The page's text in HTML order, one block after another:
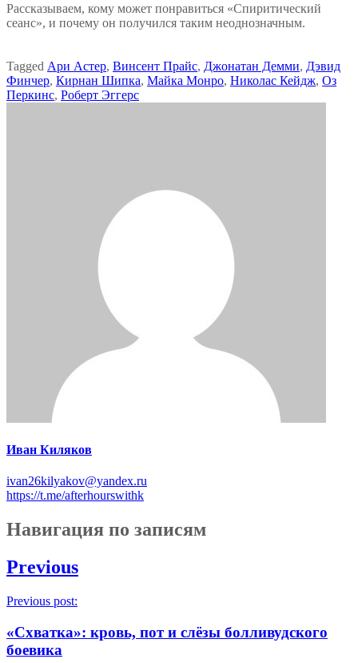
Рассказываем, кому может понравиться «Спиритический
сеанс», и почему он получился таким неоднозначным.
Tagged Ари Астер, Винсент Прайс, Джонатан Демми, Дэвид
Финчер, Кирнан Шипка, Майка Монро, Николас Кейдж, Оз
Перкинс, Роберт Эггерс
Иван Киляков
ivan26kilyakov@yandex.ru
https://t.me/afterhourswithk
Навигация по записям
Previous
Previous post:
«Схватка»: кровь, пот и слёзы болливудского
боевика